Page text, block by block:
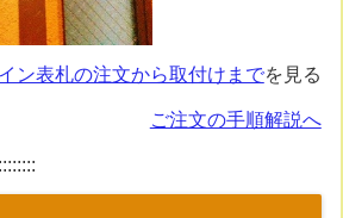
ン表札の注文から取付けまでを見る
ご注文の手順解説へ